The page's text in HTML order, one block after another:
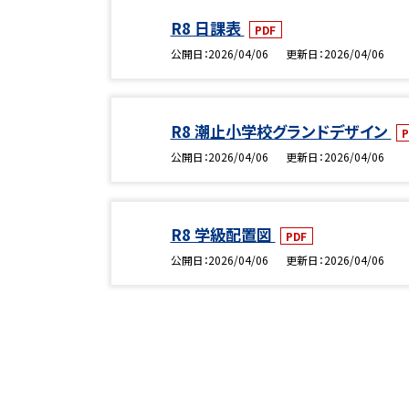
R8 日課表
PDF
公開日 2026/04/06 更新日 2026/04/06
R8 潮止小学校グランドデザイン
公開日 2026/04/06 更新日 2026/04/06
R8 学級配置図
PDF
公開日 2026/04/06 更新日 2026/04/06